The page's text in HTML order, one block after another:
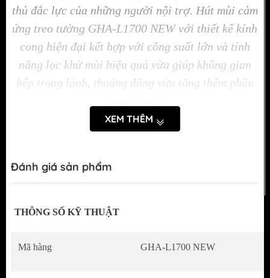
thủ đắc lực của những người nội trợ. Hút mùi cảm
ứng treo tường GHA-L1700 NEW với thiết kế kính
cong hiện đại kết hợp với công suất lớn và tính
năng lọc khử mùi hiệu quả vừa giúp không gian
bếp trong lành, thoáng đãng vừa tăng thêm phần
Những tính năng của hút mùi cảm ứng
cơ 3 tốc độ hút và công suất lên tới
Có bộ lọc khử mùi bằng than hoạt tính mang
chịu, mùi dầu mỡ trong gian bếp.
XEM THÊM
Đánh giá sản phẩm
THÔNG SỐ KỸ THUẬT
Mã hàng GHA-L1700 NEW